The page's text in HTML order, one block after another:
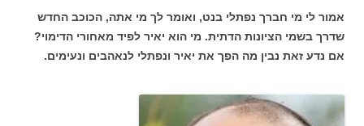
אמור לי מי חברך נפתלי בנט, ואומר לך מי אתה, הכוכב החדש
שדרך בשמי הציונות הדתית. מי הוא יאיר לפיד מאחורי הדימוי?
אם נדע זאת נבין מה הפך את יאיר ונפתלי לנאהבים ונעימים.